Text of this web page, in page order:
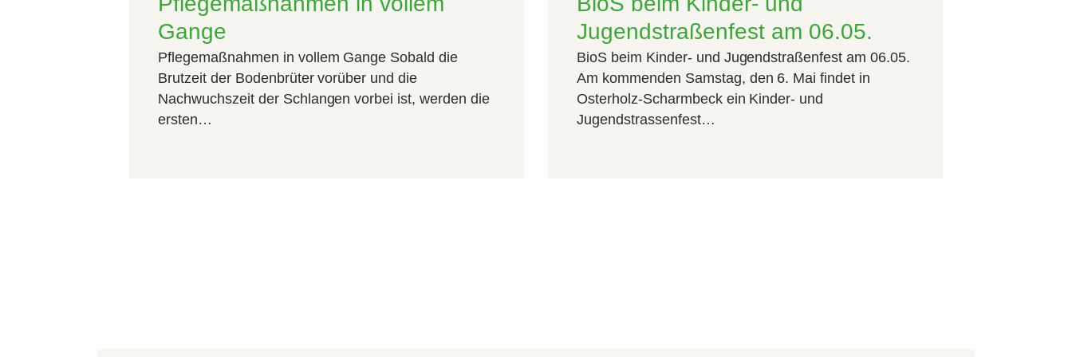
Gange
Pflegemaßnahmen in vollem Gange Sobald die
Brutzeit der Bodenbrüter vorüber und die
Nachwuchszeit der Schlangen vorbei ist, werden die
ersten…
Jugendstraßenfest am 06.05.
BioS beim Kinder- und Jugendstraßenfest am 06.05.
Am kommenden Samstag, den 6. Mai findet in
Osterholz-Scharmbeck ein Kinder- und
Jugendstrassenfest…